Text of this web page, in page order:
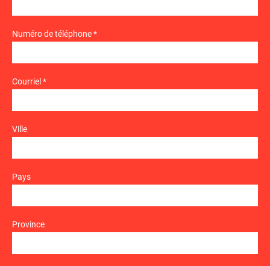
Numéro de téléphone *
Courriel *
Ville
Pays
Province